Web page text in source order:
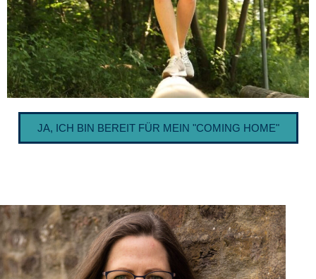
JA, ICH BIN BEREIT FÜR MEIN "COMING HOME"